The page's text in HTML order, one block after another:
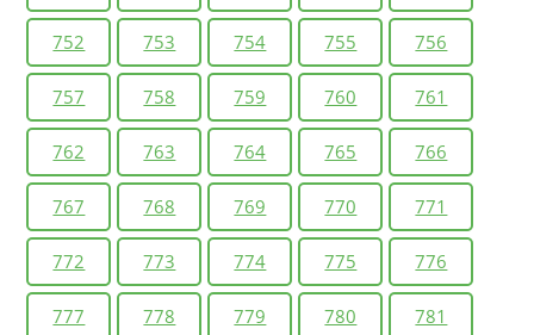
752 753 754 755 756
757 758 759 760 761
762 763 764 765 766
767 768 769 770 771
772 773 774 775 776
777 778 779 780 781